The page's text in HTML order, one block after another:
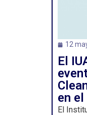
12
El
en
El